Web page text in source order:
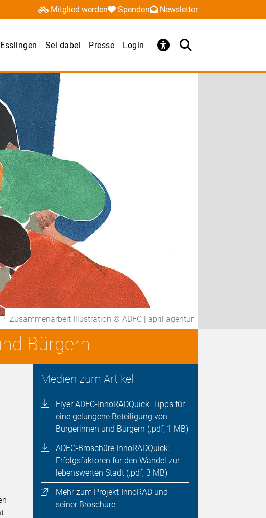
Mitglied werden Spenden Newsletter
Sei dabei Presse Login
Zusammenarbeit Illustration © ADFC | april agentur
Bürgern
Medien zum Artikel
Flyer ADFC-InnoRADQuick: Tipps für
eine gelungene Beteiligung von
Bürgerinnen und Bürgern (.pdf, 1 MB)
ADFC-Broschüre InnoRADQuick:
Erfolgsfaktoren für den Wandel zur
lebenswerten Stadt (.pdf, 3 MB)
Mehr zum Projekt InnoRAD und
seiner Broschüre